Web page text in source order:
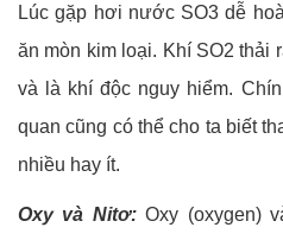
Lúc gặp hơi nước SO3 dễ
ăn mòn kim loại. Khí SO2 thải
và là khí độc nguy hiểm.
quan cũng có thể cho ta biết
nhiều hay ít.
Oxy và Nitơ:Oxy (oxygen)